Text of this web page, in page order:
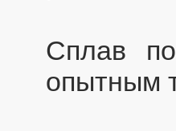
Сплав
опытным